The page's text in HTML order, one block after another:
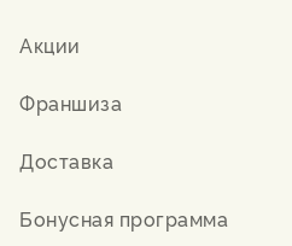
Акции
Франшиза
Доставка
Бонусная программа